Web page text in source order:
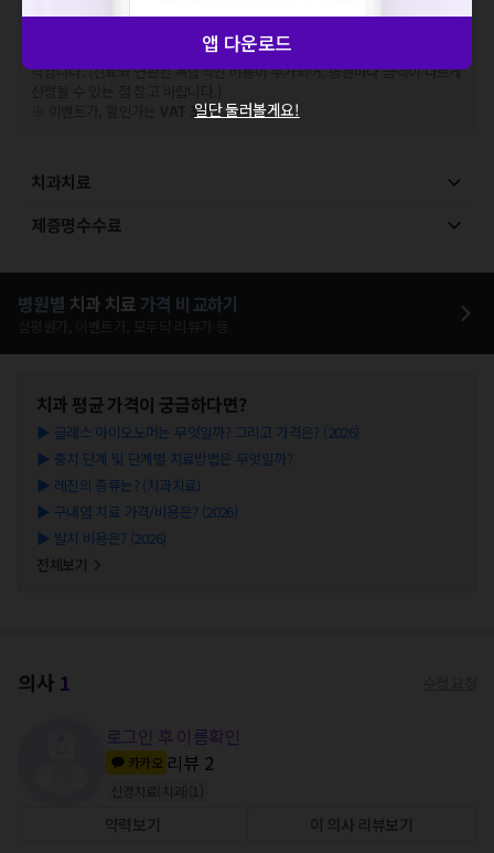
※비급여 항목의 경우,추가비용 등으로 실제 가격과 상이할 수 있으니, 정확
한 가격은 해당 의료기관에 직접 문의해주세요.
건강보험심사평가원에 고지되어 있는 급여 진료 기준 가
격입니다. (진료와 연관된 복합적인 비용이 추가되어, 병원마다 금액이 다르게
VAT 포함
치과치료
제증명수수료
병원별 치과 치료 가격 비교하기
치과 평균 가격이 궁금하다면?
▶ 글래스 아이오노머는 무엇일까? 그리고 가격은? (2026)
▶ 충치 단계 및 단계별 치료방법은 무엇일까?
▶ 레진의 종류는? (치과치료)
▶ 구내염 치료 가격/비용은? (2026)
▶ 발치 비용은? (2026)
전체보기
의사 1
로그인 후 이름확인
카카오 리뷰 2
신경치료(치과)
약력보기 이 의사 리뷰보기
앱 다운로드
일단 둘러볼게요!